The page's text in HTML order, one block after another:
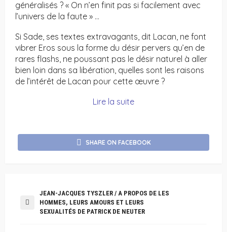
généralisés ? « On n’en finit pas si facilement avec
l’univers de la faute » …
Si Sade, ses textes extravagants, dit Lacan, ne font
vibrer Eros sous la forme du désir pervers qu’en de
rares flashs, ne poussant pas le désir naturel à aller
bien loin dans sa libération, quelles sont les raisons
de l’intérêt de Lacan pour cette œuvre ?
Lire la suite
SHARE ON FACEBOOK
JEAN-JACQUES TYSZLER / A PROPOS DE LES
HOMMES, LEURS AMOURS ET LEURS
SEXUALITÉS DE PATRICK DE NEUTER